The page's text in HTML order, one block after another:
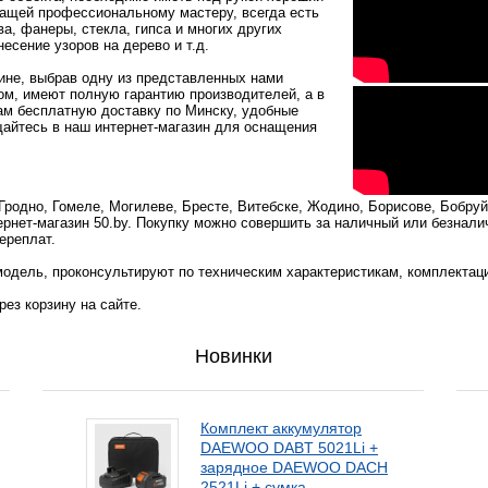
профессиональному мастеру, всегда есть
фанеры, стекла, гипса и многих других
узоров на дерево и т.д.
выбрав одну из представленных нами
имеют полную гарантию производителей, а в
бесплатную доставку по Минску, удобные
в наш интернет-магазин для оснащения
Гомеле, Могилеве, Бресте, Витебске, Жодино, Борисове,
магазин 50.by. Покупку можно совершить за наличный или
проконсультируют по техническим характеристикам,
корзину на сайте.
Новинки
Комплект аккумулятор
DAEWOO DABT 5021Li +
зарядное DAEWOO DACH